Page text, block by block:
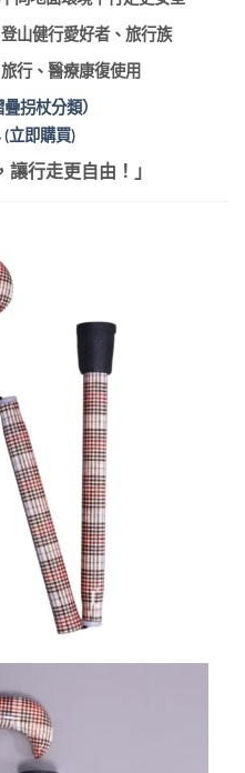
山健行愛好者、旅行族
行、醫療康復使用
疊拐杖分類）
(立即購買)
讓行走更自由！」